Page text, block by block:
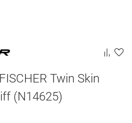
Twin Skin
(N14625)